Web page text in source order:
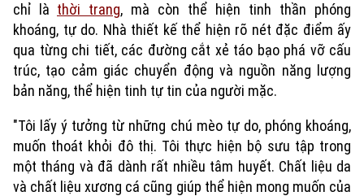
chỉ là thời trang, mà còn thể hiện tinh thần phóng
khoáng, tự do. Nhà thiết kế thể hiện rõ nét đặc điểm ấy
qua từng chi tiết, các đường cắt xẻ táo bạo phá vỡ cấu
trúc, tạo cảm giác chuyển động và nguồn năng lượng
bản năng, thể hiện tinh tự tin của người mặc.
"Tôi lấy ý tưởng từ những chú mèo tự do, phóng khoáng,
muốn thoát khỏi đô thị. Tôi thực hiện bộ sưu tập trong
một tháng và đã dành rất nhiều tâm huyết. Chất liệu da
và chất liệu xương cá cũng giúp thể hiện mong muốn của